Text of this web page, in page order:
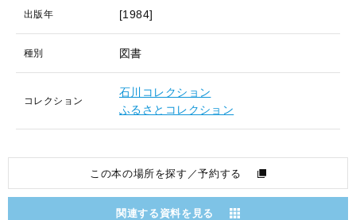
出版年 [1984]
種別 図書
コレクション
石川コレクション
ふるさとコレクション
この本の場所を探す／予約する
関連する資料を見る